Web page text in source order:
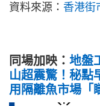
資料來源： 香港街
同場加映： 地盤
山超震驚！秘點
用隔離魚市場「